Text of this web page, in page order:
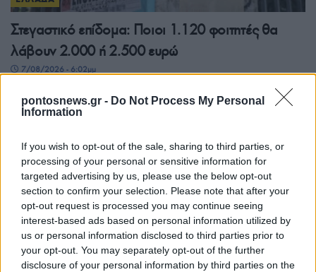
pontosnews.gr - Do Not Process My Personal
Information
If you wish to opt-out of the sale, sharing to third parties, or
processing of your personal or sensitive information for
targeted advertising by us, please use the below opt-out
section to confirm your selection. Please note that after your
opt-out request is processed you may continue seeing
interest-based ads based on personal information utilized by
us or personal information disclosed to third parties prior to
your opt-out. You may separately opt-out of the further
disclosure of your personal information by third parties on the
Στεγαστικό επίδομα: Ποιοι 1.120 φοιτητές θα
λάβουν 2.000 ή 2.500 ευρώ
7/08/2026 - 6:02μμ
ΕΛΛΑΔΑ